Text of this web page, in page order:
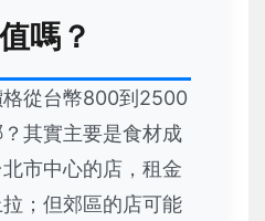
嗎？
從台幣800到2500
其實主要是食材成
市中心的店，租金
；但郊區的店可能